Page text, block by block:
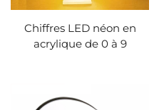
Chiffres LED néon en
acrylique de 0 à 9